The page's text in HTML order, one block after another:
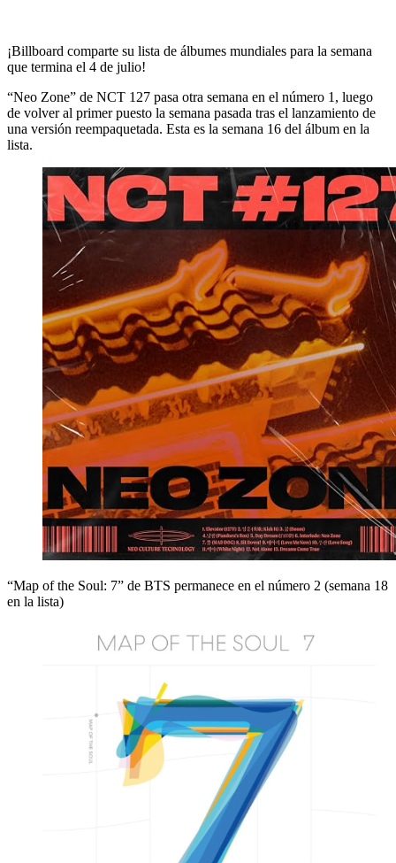
¡Billboard comparte su lista de álbumes mundiales para la semana
que termina el 4 de julio!
“Neo Zone” de NCT 127 pasa otra semana en el número 1, luego
de volver al primer puesto la semana pasada tras el lanzamiento de
una versión reempaquetada. Esta es la semana 16 del álbum en la
lista.
“Map of the Soul: 7” de BTS permanece en el número 2 (semana 18
en la lista)